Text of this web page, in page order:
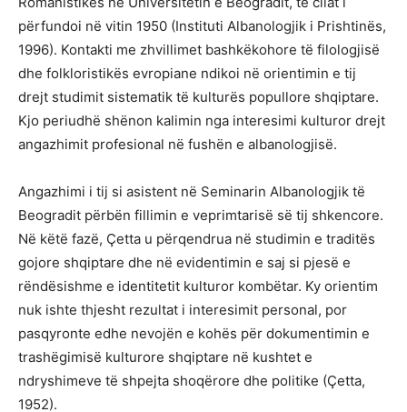
përfundoi në vitin 1950 (Instituti Albanologjik i Prishtinës,
1996). Kontakti me zhvillimet bashkëkohore të filologjisë
dhe folkloristikës evropiane ndikoi në orientimin e tij
drejt studimit sistematik të kulturës popullore shqiptare.
Kjo periudhë shënon kalimin nga interesimi kulturor drejt
angazhimit profesional në fushën e albanologjisë.
Angazhimi i tij si asistent në Seminarin Albanologjik të
Beogradit përbën fillimin e veprimtarisë së tij shkencore.
Në këtë fazë, Çetta u përqendrua në studimin e traditës
gojore shqiptare dhe në evidentimin e saj si pjesë e
rëndësishme e identitetit kulturor kombëtar. Ky orientim
nuk ishte thjesht rezultat i interesimit personal, por
pasqyronte edhe nevojën e kohës për dokumentimin e
trashëgimisë kulturore shqiptare në kushtet e
ndryshimeve të shpejta shoqërore dhe politike (Çetta,
1952).